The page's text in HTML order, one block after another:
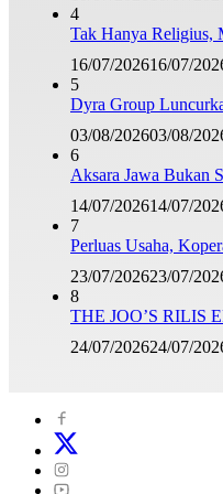
4
Tak Hanya Religius,
16/07/202616/07/
5
Dyra Group
03/08/202603/08/
6
Aksara Jawa Bukan
14/07/202614/07/
7
Perluas Usaha,
23/07/202623/07/
8
THE JOO’S RILIS
24/07/202624/07/